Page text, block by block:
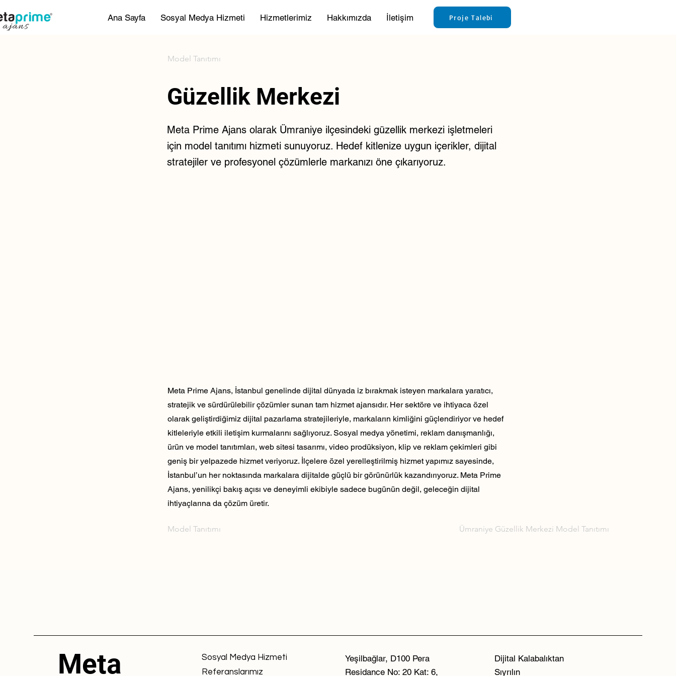
Ana Sayfa Sosyal Medya Hizmeti Hizmetlerimiz Hakkımızda İletişim Proje Talebi
Model Tanıtımı
Güzellik Merkezi
Meta Prime Ajans olarak Ümraniye ilçesindeki güzellik merkezi işletmeleri
için model tanıtımı hizmeti sunuyoruz. Hedef kitlenize uygun içerikler, dijital
stratejiler ve profesyonel çözümlerle markanızı öne çıkarıyoruz.
Meta Prime Ajans, İstanbul genelinde dijital dünyada iz bırakmak isteyen markalara yaratıcı,
stratejik ve sürdürülebilir çözümler sunan tam hizmet ajansıdır. Her sektöre ve ihtiyaca özel
olarak geliştirdiğimiz dijital pazarlama stratejileriyle, markaların kimliğini güçlendiriyor ve hedef
kitleleriyle etkili iletişim kurmalarını sağlıyoruz. Sosyal medya yönetimi, reklam danışmanlığı,
ürün ve model tanıtımları, web sitesi tasarımı, video prodüksiyon, klip ve reklam çekimleri gibi
geniş bir yelpazede hizmet veriyoruz. İlçelere özel yerelleştirilmiş hizmet yapımız sayesinde,
İstanbul’un her noktasında markalara dijitalde güçlü bir görünürlük kazandırıyoruz. Meta Prime
Ajans, yenilikçi bakış açısı ve deneyimli ekibiyle sadece bugünün değil, geleceğin dijital
ihtiyaçlarına da çözüm üretir.
Model Tanıtımı Ümraniye Güzellik Merkezi Model Tanıtımı
Meta
Sosyal Medya Hizmeti
Referanslarımız
Yeşilbağlar, D100 Pera
Residance No: 20 Kat: 6,
Dijital Kalabalıktan
Sıyrılın